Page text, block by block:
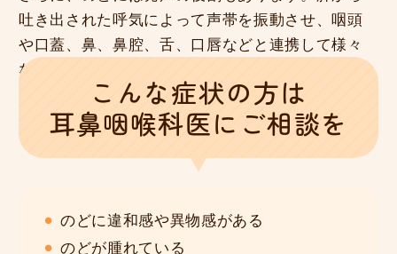
吐き出された呼気によって声帯を振動させ、咽頭
や口蓋、鼻、鼻腔、舌、口唇などと連携して様々
な音を出すことができるのです。
こんな症状の方は
耳鼻咽喉科医にご相談を
のどに違和感や異物感がある
のどが腫れている